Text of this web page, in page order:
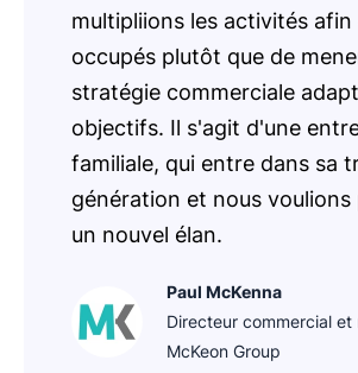
multipliions les activités
occupés plutôt que de
stratégie commerciale
objectifs. Il s'agit d'une
familiale, qui entre dans sa
génération et nous voulions
un nouvel élan.
Paul McKenna
Directeur commercial et
McKeon Group